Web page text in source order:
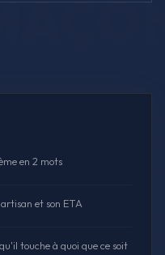
en 2 mots
et son ETA
touche à quoi que ce soit